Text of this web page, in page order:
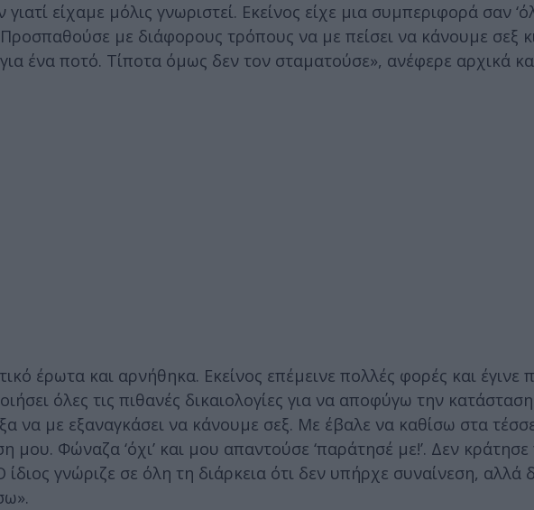
είχαμε μόλις γνωριστεί. Εκείνος είχε μια συμπεριφορά σαν
με διάφορους τρόπους να με πείσει να κάνουμε σεξ
ένα ποτό. Τίποτα όμως δεν τον σταματούσε», ανέφερε αρχικά
έρωτα και αρνήθηκα. Εκείνος επέμεινε πολλές φορές και έγινε
όλες τις πιθανές δικαιολογίες για να αποφύγω την
να με εξαναγκάσει να κάνουμε σεξ. Με έβαλε να καθίσω στα
μου. Φώναζα ‘όχι’ και μου απαντούσε ‘παράτησέ με!’. Δεν
γνώριζε σε όλη τη διάρκεια ότι δεν υπήρχε συναίνεση, αλλά